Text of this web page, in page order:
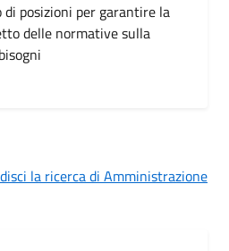
posizioni per garantire la
delle normative sulla
la ricerca di Amministrazione